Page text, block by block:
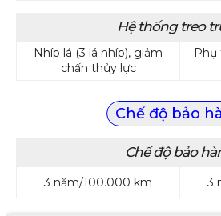
Hệ thống treo
Nhíp lá (3 lá nhíp), giảm
chấn thủy lực
Phụ
Chế độ bảo
Chế độ bảo
3 năm/100.000 km 3